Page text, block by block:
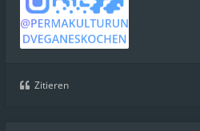
Zitieren